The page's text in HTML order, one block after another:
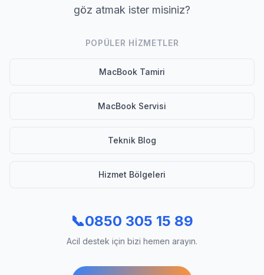
göz atmak ister misiniz?
POPÜLER HIZMETLER
MacBook Tamiri
MacBook Servisi
Teknik Blog
Hizmet Bölgeleri
📞0850 305 15 89
Acil destek için bizi hemen arayın.